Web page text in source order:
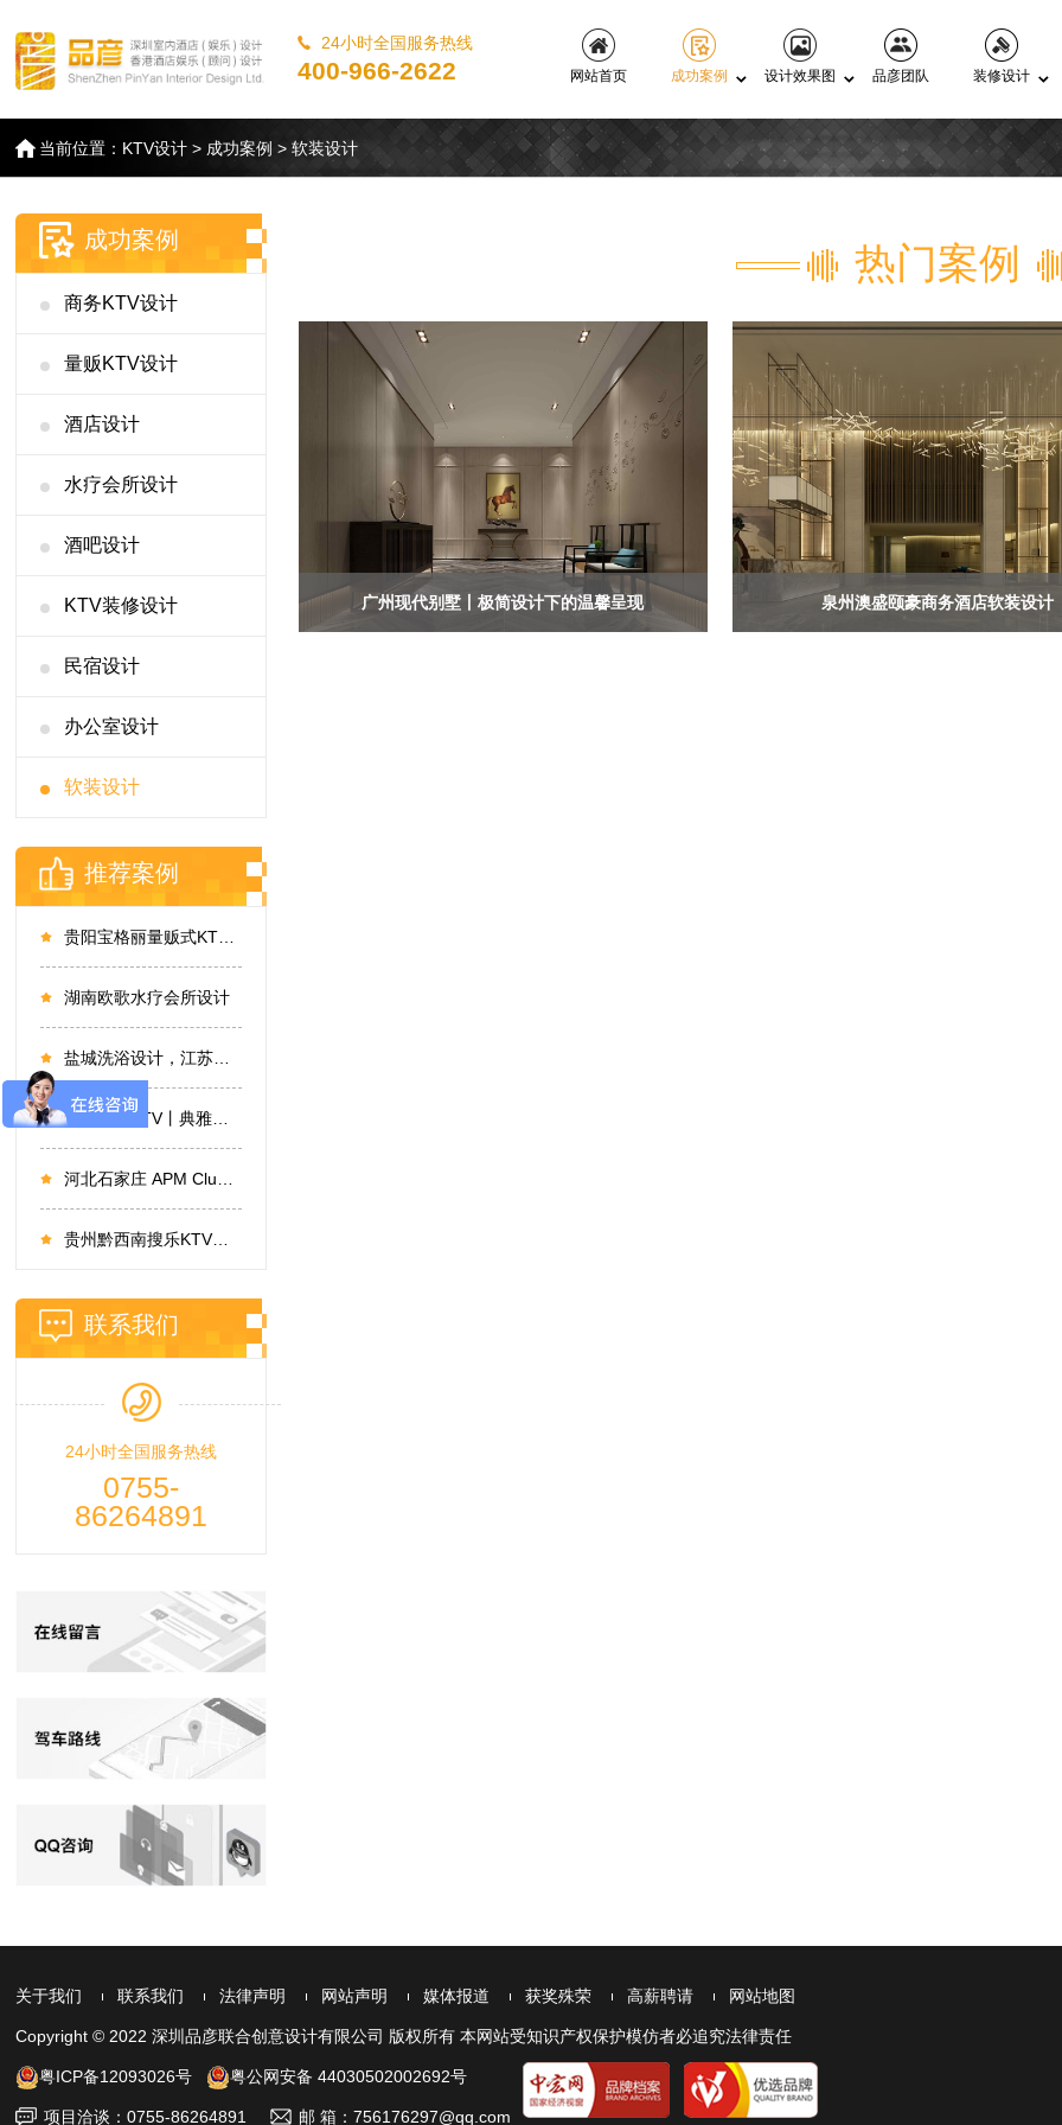
24小时全国服务热线
400-966-2622
网站首页
成功案例 设计效果图 品彦团队 装修设计
当前位置： KTV设计 > 成功案例 >软装设计
成功案例
商务KTV设计
量贩KTV设计
酒店设计
水疗会所设计
酒吧设计
KTV装修设计
民宿设计
办公室设计
软装设计
推荐案例
湖南欧歌水疗会所设计
贵州黔西南搜乐KTV设计
联系我们
24小时全国服务热线
0755-
86264891
热门案例
广州现代别墅丨极简设计下的温馨呈现 泉州澳盛颐豪商务酒店软装设计
关于我们 联系我们 法律声明 网站声明 媒体报道 获奖殊荣 高薪聘请 网站地图
Copyright © 2022 深圳品彦联合创意设计有限公司 版权所有 本网站受知识产权保护模仿者必追究法律责任
粤ICP备12093026号 粤公网安备 44030502002692号
项目洽谈：0755-86264891 邮 箱：756176297@qq.com